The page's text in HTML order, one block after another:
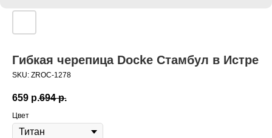
Гибкая черепица Docke Стамбул в Истре
SKU: ZROC-1278
659 р.694 р.
Цвет